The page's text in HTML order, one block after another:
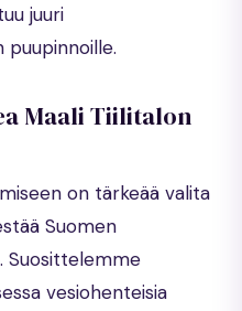
juuri
puupinnoille.
Maali Tiilitalon
on tärkeää valita
Suomen
Suosittelemme
vesiohenteisia